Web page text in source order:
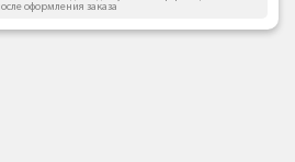
оформления заказа